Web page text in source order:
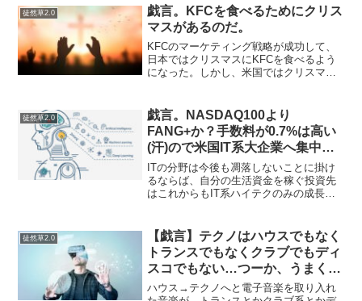
性（差別化）を図りたい。SNSのための
必須機能ではない...
徒然草2.0
戯言。KFCを食べるためにクリス
マスがあるのだ。
KFCのマーケティング戦略が成功して、
日本ではクリスマスにKFCを食べるよう
になった。しかし、米国ではクリスマス
る。それに外国人は違和感を覚えるそう
だ。つまり、KFCは...
徒然草2.0
戯言。NASDAQ100より
FANG+か？手数料が0.7%は高い
(汗)ので米国IT系大企業へ集中投
資したいたいなら個別株を買えば
いい。
ITの分野は今後も凋落しないことに掛け
るならば、自分の生活資金を稼ぐ投資先
はこれからもIT系ハイテクのみの成長性
でそれで食べてきたので、それと分野は
なんら変わりませ...
徒然草2.0
【戯言】テクノはハウスでもなく
トランスでもなくクラブでもディ
スコでもない…つーか、うまく好
きな音楽ジャンルを表せられない
ハウス→テクノへと電子音楽を取り入れ